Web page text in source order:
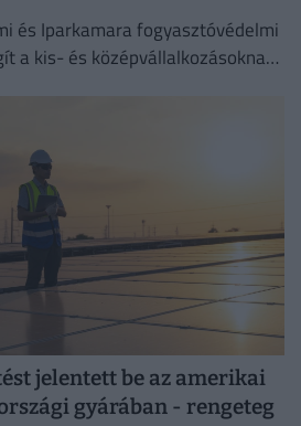
és Iparkamara fogyasztóvédelmi
a kis- és középvállalkozásoknak
jelentett be az amerikai
gyárában - rengeteg